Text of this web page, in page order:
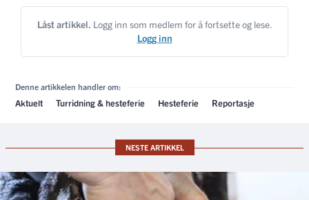
Låst artikkel. Logg inn som medlem for å fortsette og lese.
Logg inn
Denne artikkelen handler om:
Aktuelt Turridning & hesteferie Hesteferie Reportasje
NESTE ARTIKKEL